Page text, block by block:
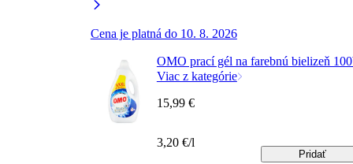
Cena je platná do 10. 8. 2026
OMO prací gél na farebnú bielizeň
Viac z kategórie
15,99 €
3,20 €/l
Pridať